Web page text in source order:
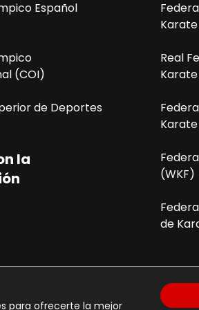
Español
(COI)
de Deportes
la
Real
Karate
Karate
(WKF)
de
para ofrecerte la mejor